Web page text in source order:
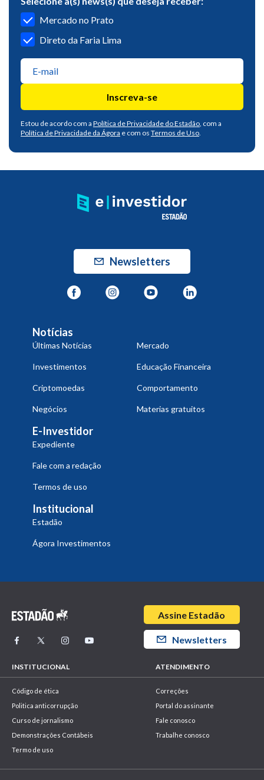
Mercado no Prato
Direto da Faria Lima
Inscreva-se
Estou de acordo com a Política de Privacidade do Estadão, com a
Política de Privacidade da Ágora e com os Termos de Uso.
Newsletters
Notícias
Últimas Notícias Mercado
Investimentos Educação Financeira
Criptomoedas Comportamento
Negócios Materias gratuitos
E-Investidor
Expediente
Fale com a redação
Termos de uso
Institucional
Estadão
Ágora Investimentos
INSTITUCIONAL
Código de ética
Politica anticorrupção
Curso de jornalismo
Demonstrações Contábeis
Termo de uso
ATENDIMENTO
Correções
Portal do assinante
Fale conosco
Trabalhe conosco
Assine Estadão
Newsletters